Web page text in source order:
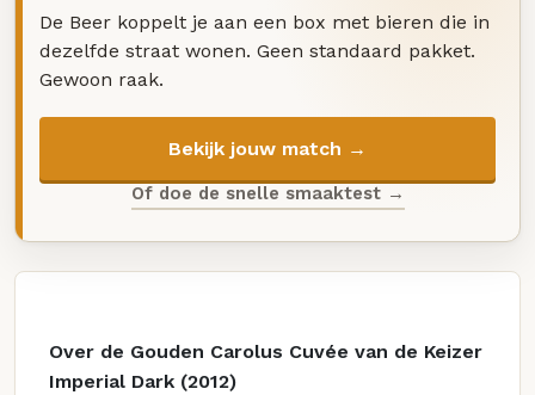
De Beer koppelt je aan een box met bieren die in
dezelfde straat wonen. Geen standaard pakket.
Gewoon raak.
Bekijk jouw match →
Of doe de snelle smaaktest →
Over de Gouden Carolus Cuvée van de Keizer
Imperial Dark (2012)